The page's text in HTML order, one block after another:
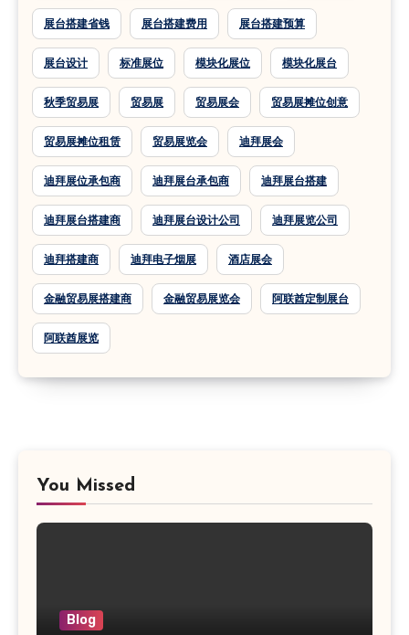
展台搭建省钱 展台搭建费用 展台搭建预算
展台设计 标准展位 模块化展位 模块化展台
秋季贸易展 贸易展 贸易展会 贸易展摊位创意
贸易展摊位租赁 贸易展览会 迪拜展会
迪拜展位承包商 迪拜展台承包商 迪拜展台搭建
迪拜展台搭建商 迪拜展台设计公司 迪拜展览公司
迪拜搭建商 迪拜电子烟展 酒店展会
金融贸易展搭建商 金融贸易展览会 阿联酋定制展台
阿联酋展览
You Missed
Blog